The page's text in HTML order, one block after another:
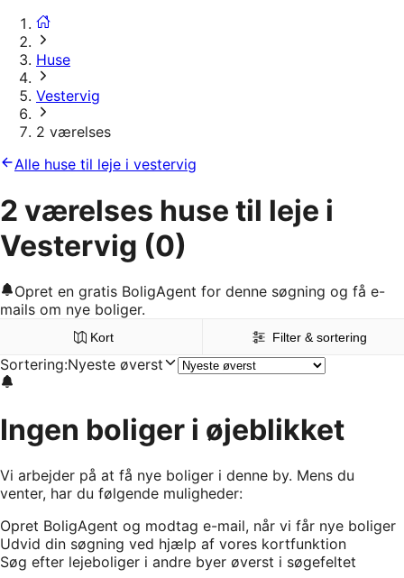
Huse
Vestervig
2 værelses
Alle huse til leje i vestervig
2 værelses huse til leje i
Vestervig (0)
Opret en gratis BoligAgent for denne søgning og få e-
mails om nye boliger.
Kort Filter & sortering
Sortering:Nyeste øverst
Ingen boliger i øjeblikket
Vi arbejder på at få nye boliger i denne by. Mens du
venter, har du følgende muligheder:
Opret BoligAgent og modtag e-mail, når vi får nye boliger
Udvid din søgning ved hjælp af vores kortfunktion
Søg efter lejeboliger i andre byer øverst i søgefeltet